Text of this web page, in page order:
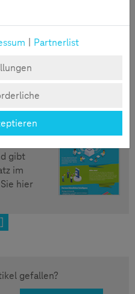
Intelligenz in die
ein, am Diskurs
gibt
im
hier
gefallen?
Partnerlist